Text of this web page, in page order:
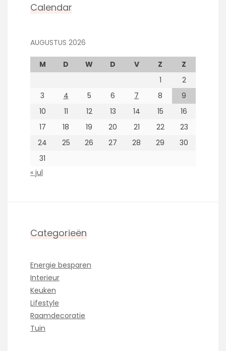
Calendar
AUGUSTUS 2026
M D W D V Z
Z
1
2
3
4 5 6 7 8
9
10
11 12 13 14 15
16
17
18 19 20 21 22
23
24
25 26 27 28 29
30
31
« jul
Categorieën
Energie besparen
Interieur
Keuken
Lifestyle
Raamdecoratie
Tuin